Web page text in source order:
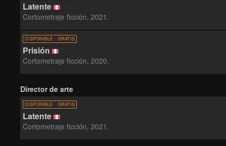
Latente
Cortometraje ficción, 2021.
DISPONIBLE · GRATIS
Prisión
Cortometraje ficción, 2020.
Director de arte
DISPONIBLE · GRATIS
Latente
Cortometraje ficción, 2021.